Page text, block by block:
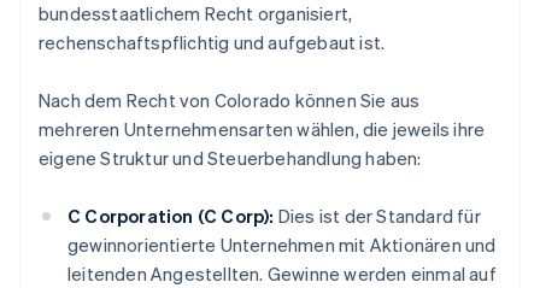
bundesstaatlichem Recht organisiert,
rechenschaftspflichtig und aufgebaut ist.
Nach dem Recht von Colorado können Sie aus
mehreren Unternehmensarten wählen, die jeweils ihre
eigene Struktur und Steuerbehandlung haben:
C Corporation (C Corp): Dies ist der Standard für
gewinnorientierte Unternehmen mit Aktionären und
leitenden Angestellten. Gewinne werden einmal auf